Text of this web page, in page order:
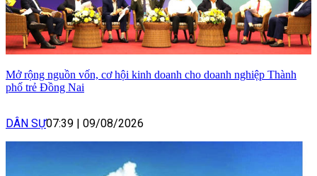
Mở rộng nguồn vốn, cơ hội kinh doanh cho doanh nghiệp Thành
phố trẻ Đồng Nai
DÂN SỰ07:39 09/08/2026